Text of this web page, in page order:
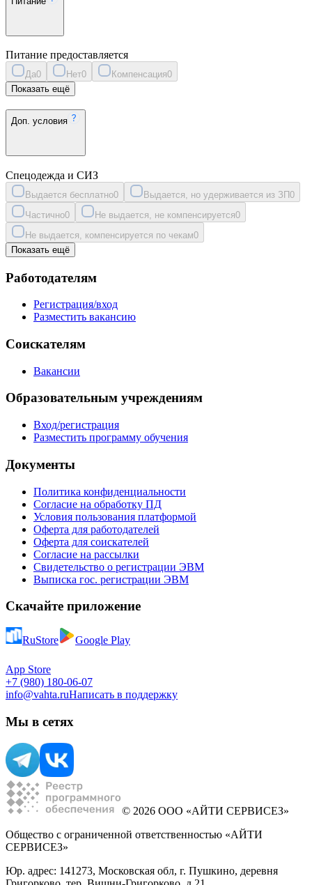
Питание предоставляется
Да0 Нет0 Компенсация0
Показать ещё
Доп. условия
Спецодежда и СИЗ
Выдается бесплатно0 Выдается, но удерживается из ЗП0
Частично0 Не выдается, не компенсируется0
Не выдается, компенсируется по чекам0
Показать ещё
Работодателям
Регистрация/вход
Разместить вакансию
Соискателям
Вакансии
Образовательным учреждениям
Вход/регистрация
Разместить программу обучения
Документы
Политика конфиденциальности
Согласие на обработку ПД
Условия пользования платформой
Оферта для работодателей
Оферта для соискателей
Согласие на рассылки
Свидетельство о регистрации ЭВМ
Выписка гос. регистрации ЭВМ
Скачайте приложение
RuStore Google Play
App Store
+7 (980) 180-06-07
info@vahta.ruНаписать в поддержку
Мы в сетях
© 2026 ООО «АЙТИ СЕРВИСЕЗ»
Общество с ограниченной ответственностью «АЙТИ
СЕРВИСЕЗ»
Юр. адрес: 141273, Московская обл, г. Пушкино, деревня